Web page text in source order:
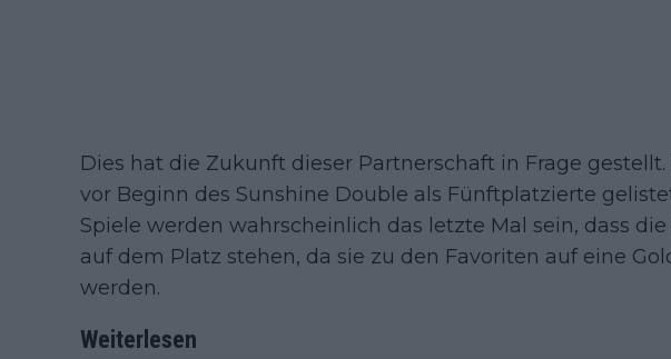
Dies hat die Zukunft dieser Partnerschaft in Frage
vor Beginn des Sunshine Double als Fünftplatzierte
Spiele werden wahrscheinlich das letzte Mal sein, dass
auf dem Platz stehen, da sie zu den Favoriten auf eine
werden.
Weiterlesen